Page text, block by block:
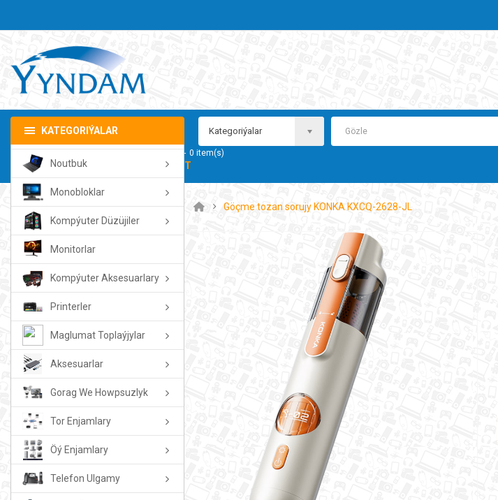
KATEGORIÝALAR
Noutbuk
Monobloklar
Kompýuter Düzüjiler
Monitorlar
Kompýuter Aksesuarlary
Printerler
Maglumat Toplaýjylar
Aksesuarlar
Gorag We Howpsuzlyk
Tor Enjamlary
Öý Enjamlary
Telefon Ulgamy
Kategoriýalar
0 item(s)
- 0.00TMT
Göçme tozan sorujy KONKA KXCQ-2628-JL